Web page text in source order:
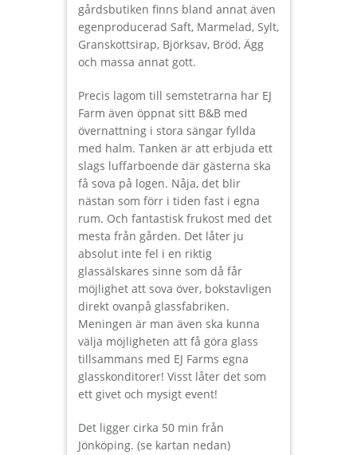
gårdsbutiken finns bland annat även
egenproducerad Saft, Marmelad, Sylt,
Granskottsirap, Björksav, Bröd, Ägg
och massa annat gott.
Precis lagom till semstetrarna har EJ
Farm även öppnat sitt B&B med
övernattning i stora sängar fyllda
med halm. Tanken är att erbjuda ett
slags luffarboende där gästerna ska
få sova på logen. Nåja, det blir
nästan som förr i tiden fast i egna
rum. Och fantastisk frukost med det
mesta från gården. Det låter ju
absolut inte fel i en riktig
glassälskares sinne som då får
möjlighet att sova över, bokstavligen
direkt ovanpå glassfabriken.
Meningen är man även ska kunna
välja möjligheten att få göra glass
tillsammans med EJ Farms egna
glasskonditorer! Visst låter det som
ett givet och mysigt event!
Det ligger cirka 50 min från
Jönköping. (se kartan nedan)